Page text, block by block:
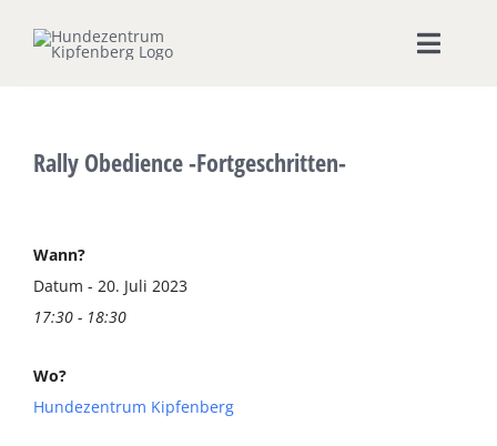
Inhalt
Toggle
Seminare & Workshops
Unsere Shops
Rally Obedience -Fortgeschritten-
Wann?
Datum - 20. Juli 2023
17:30 - 18:30
Wo?
Hundezentrum Kipfenberg